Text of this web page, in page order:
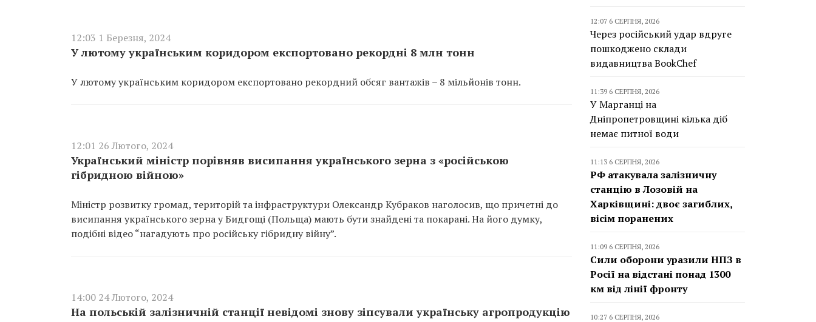
12:03 1 Березня, 2024
У лютому українським коридором експортовано рекордні 8 млн тонн
У лютому українським коридором експортовано рекордний обсяг вантажів – 8 мільйонів тонн.
12:01 26 Лютого, 2024
Український міністр порівняв висипання українського зерна з «російською
гібридною війною»
Міністр розвитку громад, територій та інфраструктури Олександр Кубраков наголосив, що причетні до
висипання українського зерна у Бидгощі (Польща) мають бути знайдені та покарані. На його думку,
подібні відео “нагадують про російську гібридну війну”.
14:00 24 Лютого, 2024
На польській залізничній станції невідомі знову зіпсували українську агропродукцію
12:07 6 СЕРПНЯ, 2026
Через російський удар вдруге
пошкоджено склади
видавництва BookChef
11:39 6 СЕРПНЯ, 2026
У Марганці на
Дніпропетровщині кілька діб
немає питної води
11:13 6 СЕРПНЯ, 2026
РФ атакувала залізничну
станцію в Лозовій на
Харківщині: двоє загиблих,
вісім поранених
11:09 6 СЕРПНЯ, 2026
Сили оборони уразили НПЗ в
Росії на відстані понад 1300
км від лінії фронту
10:27 6 СЕРПНЯ, 2026